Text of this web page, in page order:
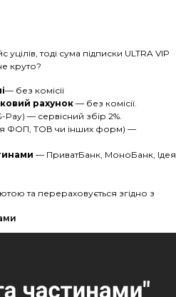
тоді сума підписки ULTRA VIP
круто?
— без комісії
рахунок — без комісії.
Pay) — сервісний збір 2%.
ФОП, ТОВ чи інших форм) —
— ПриватБанк, МоноБанк, Ідея
та перераховується згідно з